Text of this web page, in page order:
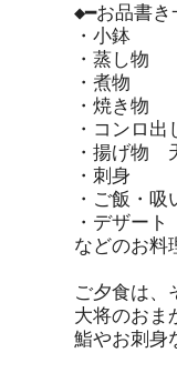
◆━お品書き
・小鉢
・蒸し物
・煮物
・焼き物
・コンロ出
・揚げ物　
・刺身
・ご飯・
・デザート
などのお料
ご夕食は、
大将のおま
鮨やお刺身